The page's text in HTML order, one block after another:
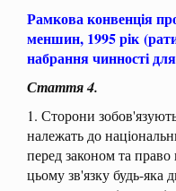
Рамкова конвенція
меншин, 1995 рік
набрання чинності
Стаття 4.
1. Сторони
належать до
перед законом та
цьому зв'язку будь-яка